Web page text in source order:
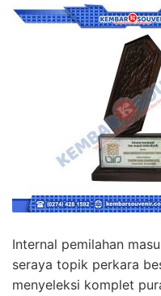
Internal pemilahan
seraya topik perkara
menyeleksi komplet